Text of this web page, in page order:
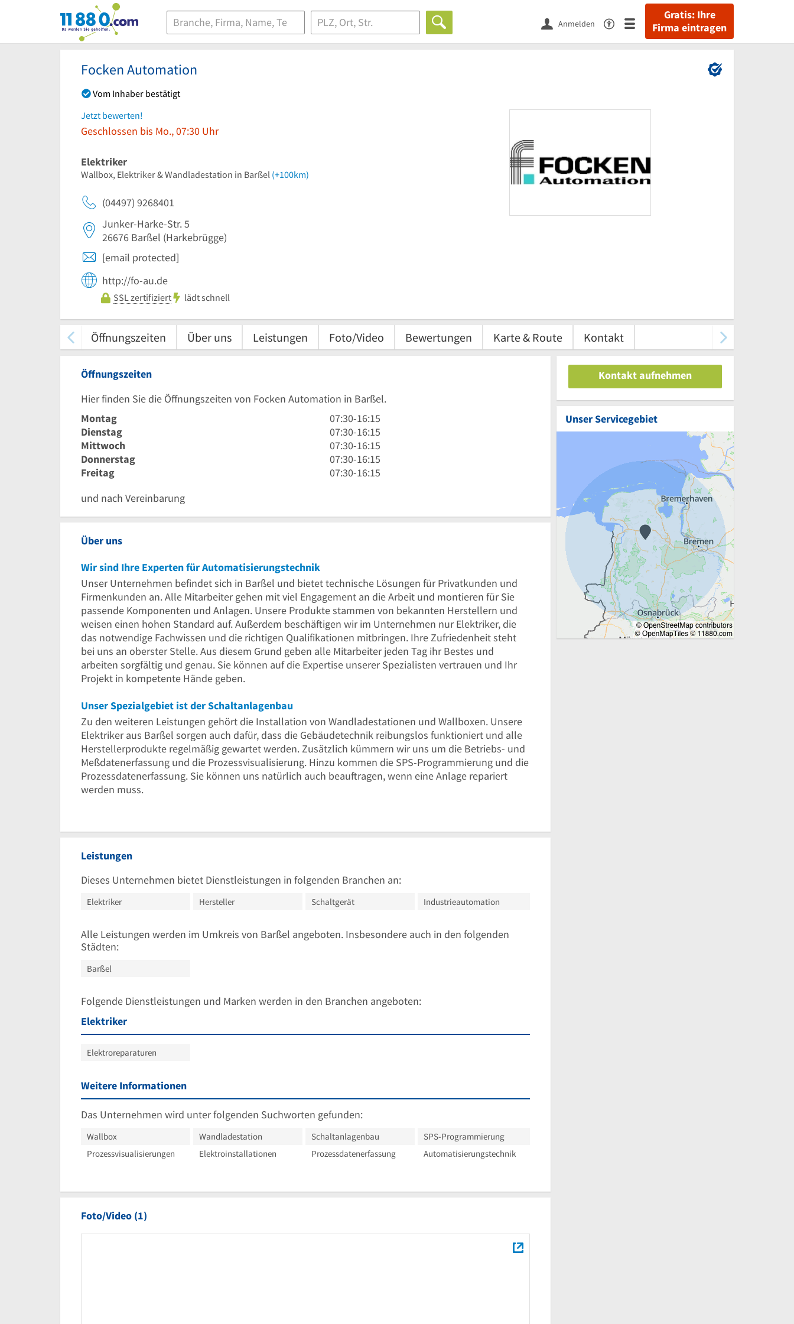
11880.com
Gratis: Ihre
Firma eintragen
Anmelden
Focken Automation
Vom Inhaber bestätigt
Jetzt bewerten!
Geschlossen bis Mo., 07:30 Uhr
Elektriker
Wallbox, Elektriker & Wandladestation in Barßel (+100km)
(04497) 9268401
Junker-Harke-Str. 5
26676 Barßel (Harkebrügge)
[email protected]
http://fo-au.de
SSL zertifiziert lädt schnell
Öffnungszeiten Über uns Leistungen Foto/Video Bewertungen Karte & Route Kontakt
Öffnungszeiten
Hier finden Sie die Öffnungszeiten von Focken Automation in Barßel.
Montag
7
Uhr
30
bis
16
07:30-16:15
Dienstag
7
Uhr
30
bis
07:30-16:15
Mittwoch
7
Uhr
30
07:30-16:15
Donnerstag
7
Uhr
07:30-16:15
Freitag
7
07:30-16:15
und nach Vereinbarung
Über uns
Wir sind Ihre Experten für Automatisierungstechnik
Unser Unternehmen befindet sich in Barßel und bietet technische Lösungen für Privatkunden und
Firmenkunden an. Alle Mitarbeiter gehen mit viel Engagement an die Arbeit und montieren für Sie
passende Komponenten und Anlagen. Unsere Produkte stammen von bekannten Herstellern und
weisen einen hohen Standard auf. Außerdem beschäftigen wir im Unternehmen nur Elektriker, die
das notwendige Fachwissen und die richtigen Qualifikationen mitbringen. Ihre Zufriedenheit steht
bei uns an oberster Stelle. Aus diesem Grund geben alle Mitarbeiter jeden Tag ihr Bestes und
arbeiten sorgfältig und genau. Sie können auf die Expertise unserer Spezialisten vertrauen und Ihr
Projekt in kompetente Hände geben.
Unser Spezialgebiet ist der Schaltanlagenbau
Zu den weiteren Leistungen gehört die Installation von Wandladestationen und Wallboxen. Unsere
Elektriker aus Barßel sorgen auch dafür, dass die Gebäudetechnik reibungslos funktioniert und alle
Herstellerprodukte regelmäßig gewartet werden. Zusätzlich kümmern wir uns um die Betriebs- und
Meßdatenerfassung und die Prozessvisualisierung. Hinzu kommen die SPS-Programmierung und die
Prozessdatenerfassung. Sie können uns natürlich auch beauftragen, wenn eine Anlage repariert
werden muss.
Leistungen
Dieses Unternehmen bietet Dienstleistungen in folgenden Branchen an:
Elektriker Hersteller Schaltgerät Industrieautomation
Alle Leistungen werden im Umkreis von Barßel angeboten. Insbesondere auch in den folgenden
Städten:
Barßel
Folgende Dienstleistungen und Marken werden in den Branchen angeboten:
Elektriker
Elektroreparaturen
Weitere Informationen
Das Unternehmen wird unter folgenden Suchworten gefunden:
Wallbox Wandladestation Schaltanlagenbau
SPS-Programmierung
Prozessvisualisierungen
Elektroinstallationen Prozessdatenerfassung Automatisierungstechnik
Foto/Video (1)
Kontakt aufnehmen
Unser Servicegebiet